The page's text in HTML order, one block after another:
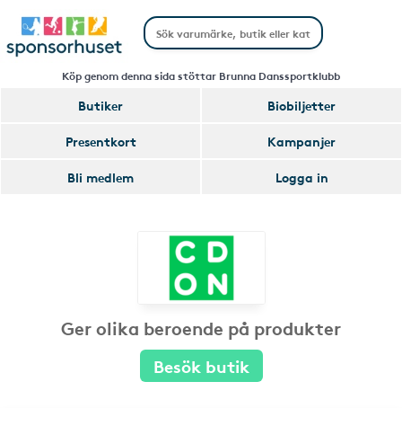
Köp genom denna sida stöttar Brunna Danssportklubb
Butiker
Biobiljetter
Presentkort
Kampanjer
Bli medlem
Logga in
Ger olika beroende på produkter
Besök butik